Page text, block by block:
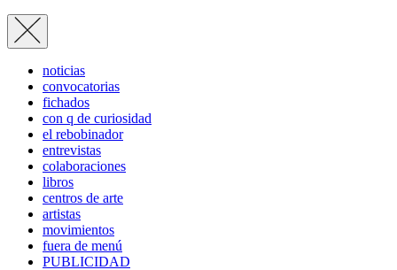
noticias
convocatorias
fichados
con q de curiosidad
el rebobinador
entrevistas
colaboraciones
libros
centros de arte
artistas
movimientos
fuera de menú
PUBLICIDAD